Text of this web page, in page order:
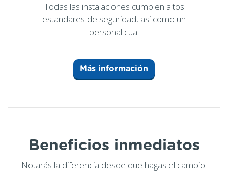
Todas las instalaciones cumplen altos
estandares de seguridad, así como un
personal cual
Más información
Beneficios inmediatos
Notarás la diferencia desde que hagas el cambio.